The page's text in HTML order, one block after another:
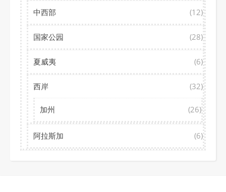
中西部 (12)
国家公园 (28)
夏威夷 (6)
西岸 (32)
加州 (26)
阿拉斯加 (6)